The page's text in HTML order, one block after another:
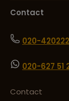
Contact
020-
020-627 51
Contact